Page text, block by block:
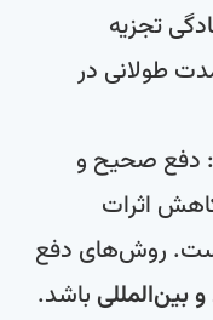
تجزیه
در
صحیح و
اثرات
روش‌های دفع
باشد.